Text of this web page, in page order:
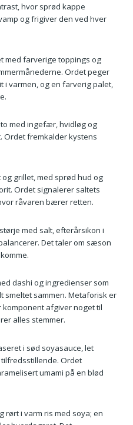
hvor sprød kappe
og frigiver den ved hver
med farverige toppings og
Ordet peger
varmen, og en farverig palet,
med ingefær, hvidløg og
Ordet fremkalder kystens
og grillet, med sprød hud og
Ordet signalerer saltets
råvaren bærer retten.
med salt, efterårsikon i
Det taler om sæson
dashi og ingredienser som
smeltet sammen. Metaforisk er
afgiver noget til
alles stemmer.
i sød soyasauce, let
Ordet
umami på en blød
rørt i varm ris med soya; en